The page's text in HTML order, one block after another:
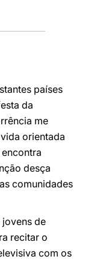
países
da
me
orientada
desça
comunidades
jovens de
recitar o
com os